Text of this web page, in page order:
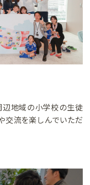
地域の小学校の生徒
交流を楽しんでいただ